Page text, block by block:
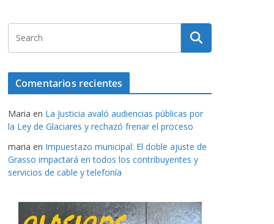
Comentarios recientes
Maria en La Justicia avaló audiencias públicas por
la Ley de Glaciares y rechazó frenar el proceso
maria en Impuestazo municipal: El doble ajuste de
Grasso impactará en todos los contribuyentes y
servicios de cable y telefonía